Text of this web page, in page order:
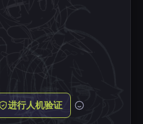
进行人机验证